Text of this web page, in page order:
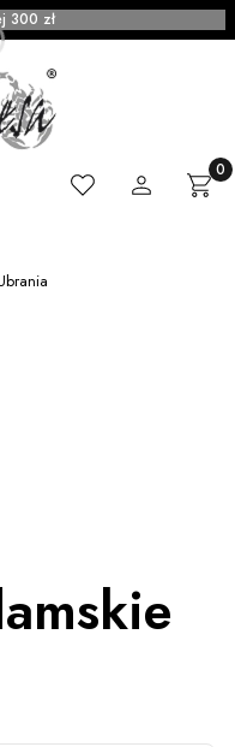
300 zł
UlubioneZaloguj się